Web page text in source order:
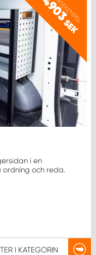
PRISEXEMPEL
4903
SEK
i en
och reda.
I KATEGORIN